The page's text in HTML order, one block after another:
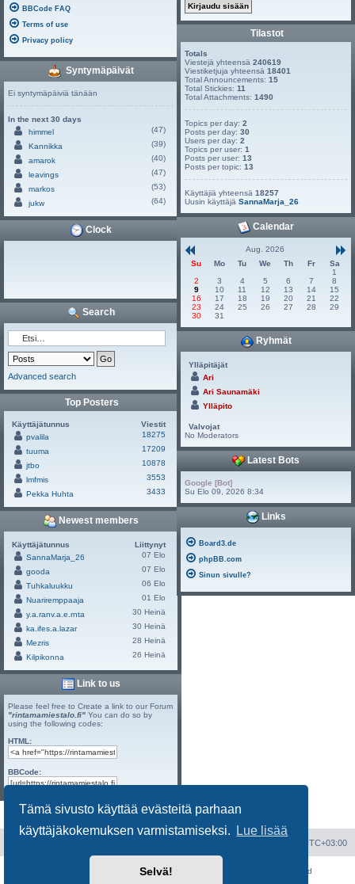
Tämä sivusto käyttää evästeitä parhaan
käyttäjäkokemuksen varmistamiseksi.
Lue lisää
Selvä!
BBCode FAQ
Terms of use
Privacy policy
Syntymäpäivät
Ei syntymäpäiviä tänään
In the next 30 days
himmel
(47)
Kannikka
(39)
amarok
(40)
leavings
(47)
markos
(53)
jukw
(64)
Clock
Search
Advanced search
Top Posters
Käyttäjätunnus
Viestit
pvalila
18275
tuuma
17209
jtbo
10878
lmfmis
3553
Pekka Huhta
3433
Newest members
Käyttäjätunnus
Liittynyt
SannaMarja_26
07 Elo
gooda
07 Elo
Tuhkaluukku
06 Elo
Nuariremppaaja
01 Elo
y.a.ranv.a.e.rnta
30 Heinä
ka.ifes.a.lazar
30 Heinä
Mezris
28 Heinä
Kilpikonna
26 Heinä
Link to us
Please feel free to Create a link to our Forum
"rintamamiestalo.fi" You can do so by
using the following codes:
HTML:
BBCode:
Tilastot
Totals
Viestejä yhteensä240619
Viestiketjuja yhteensä18401
Total Announcements:15
Total Stickies:11
Total Attachments:1490
Topics per day:2
Posts per day:30
Users per day:2
Topics per user:1
Posts per user:13
Posts per topic:13
Käyttäjiä yhteensä18257
Uusin käyttäjäSannaMarja_26
Calendar
Aug. 2026
Su
Mo Tu We Th Fr
Sa
1
2
3 4 5 6 7
8
9
10 11 12 13 14
15
16
17 18 19 20 21
22
23
24 25 26 27 28
29
30
31
Ryhmät
Ylläpitäjät
Ari
Ari Saunamäki
Ylläpito
Valvojat
No Moderators
Latest Bots
Google [Bot]
Su Elo 09, 2026 8:34
Links
Board3.de
phpBB.com
Sinun sivulle?
Powered byBoard3 Portal© 2009 - 2023 Board3 Group
UTC+03:00
Keskustelufoorumin ohjelmistophpBB
® Forum Software © phpBB Limited